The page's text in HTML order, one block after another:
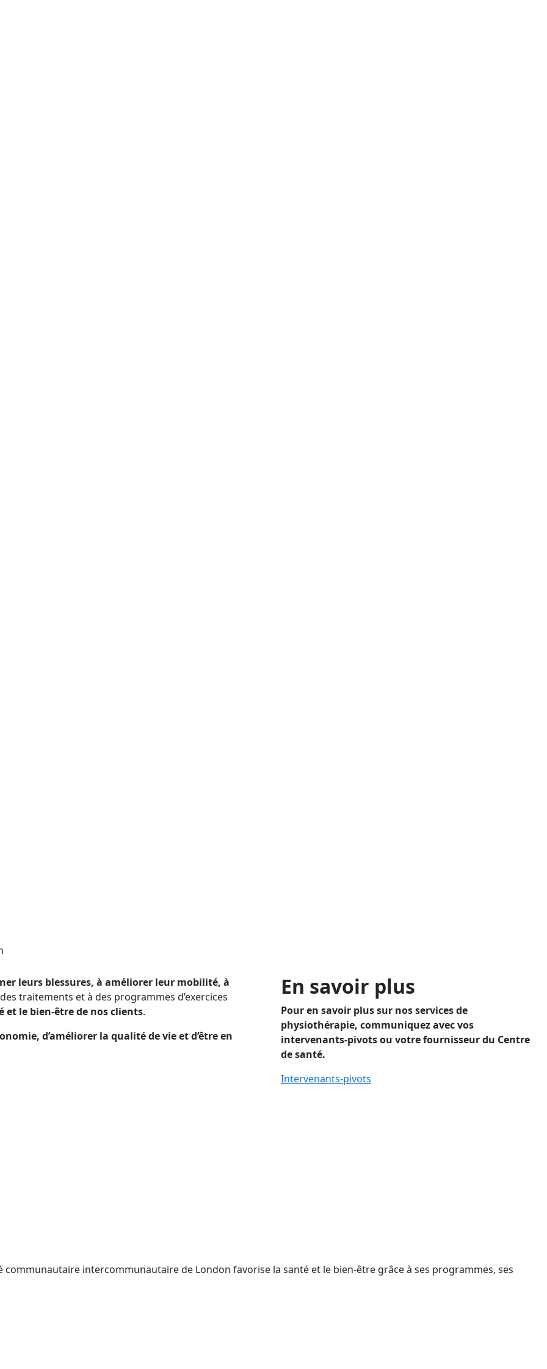
leurs blessures, à améliorer leur mobilité, à
traitements et à des programmes d’exercices
et le bien-être de nos clients.
d’améliorer la qualité de vie et d’être en
En savoir plus
Pour en savoir plus sur nos services de
physiothérapie, communiquez avec vos
intervenants-pivotsou votrefournisseur du Centre
de santé.
Intervenants-pivots
intercommunautaire de London favorise la santé et le bien-être grâce à ses programmes, ses